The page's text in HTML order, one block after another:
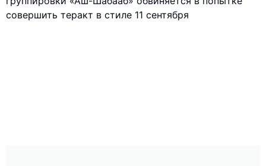
совершить теракт в стиле 11 сентября